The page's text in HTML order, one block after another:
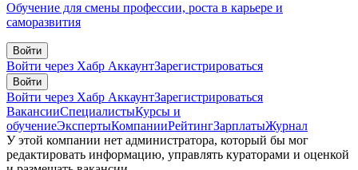
Обучение для смены профессии, роста в карьере и
саморазвития
Войти
Войти через Хабр АккаунтЗарегистрироваться
Войти
Войти через Хабр АккаунтЗарегистрироваться
ВакансииСпециалистыКурсы и
обучениеЭкспертыКомпанииРейтингЗарплатыЖурнал
У этой компании нет администратора, который бы мог
редактировать информацию, управлять кураторами и оценкой